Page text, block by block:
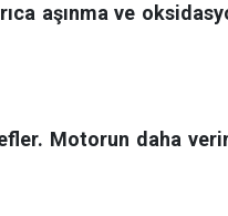
aşınma ve
Motorun daha